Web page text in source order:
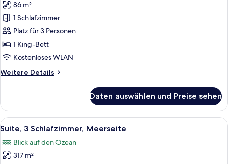
Suite,
Schlafzimmer,
barrierefrei,
Meerblick
86 m²
1 Schlafzimmer
Platz für 3 Personen
1 King-Bett
Kostenloses WLAN
Weitere Details
Weitere
1
Schlafzimmer,
barrierefrei,
Daten auswählen und Preise sehen
Alle
Fotos
für
Suite,
Ein Balkon mit Blick auf den Ozean
8
Suite, 3 Schlafzimmer, Meerseite
Blick auf den Ozean
317 m²